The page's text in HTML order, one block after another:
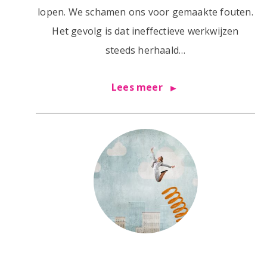
lopen. We schamen ons voor gemaakte fouten.
Het gevolg is dat ineffectieve werkwijzen
steeds herhaald…
Lees meer